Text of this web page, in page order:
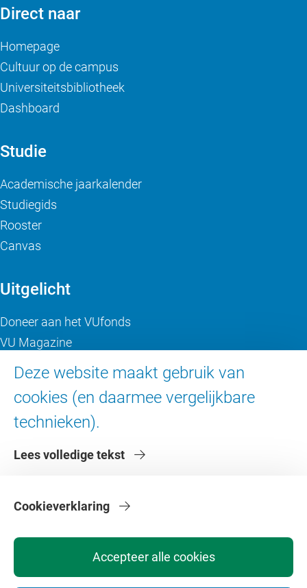
Deze website maakt gebruik van
cookies (en daarmee vergelijkbare
technieken).
Lees volledige tekst
Accepteer alle cookies
Cookieverklaring
Direct naar
Homepage
Cultuur op de campus
Universiteitsbibliotheek
Dashboard
Studie
Academische jaarkalender
Studiegids
Rooster
Canvas
Uitgelicht
Doneer aan het VUfonds
VU Magazine
Over de VU
Contact en route
Faculteiten